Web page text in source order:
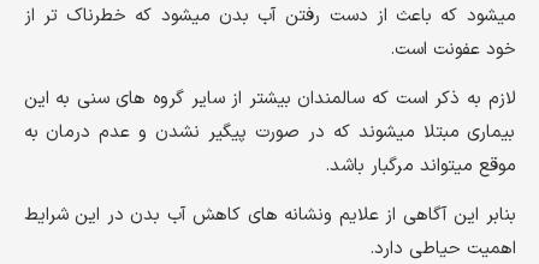
میشود که باعث از دست رفتن آب بدن میشود که خطرناک تر از
خود عفونت است.
لازم به ذکر است که سالمندان بیشتر از سایر گروه های سنی به این
بیماری مبتلا میشوند که در صورت پیگیر نشدن و عدم درمان به
موقع میتواند مرگبار باشد.
بنابر این آگاهی از علایم ونشانه های کاهش آب بدن در این شرایط
اهمیت حیاطی دارد.